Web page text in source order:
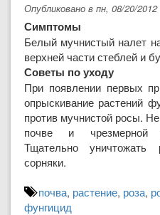
Опубликовано в пн, 08/20/2012
Симптомы
Белый мучнистый налет
верхней части стеблей и
Советы по уходу
При появлении первых
опрыскивание растений
против мучнистой росы.
почве и чрезмерной
Тщательно уничтожать
сорняки.
почва, растение, роза,
фунгицид